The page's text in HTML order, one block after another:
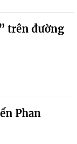
trên đường
Phan